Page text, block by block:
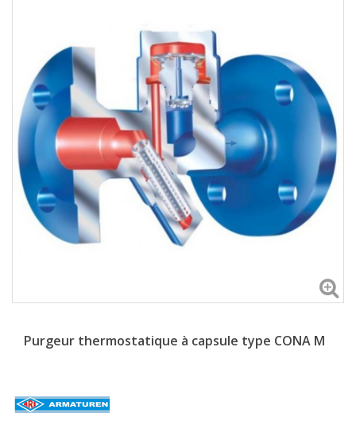
Purgeur thermostatique à capsule type CONA M